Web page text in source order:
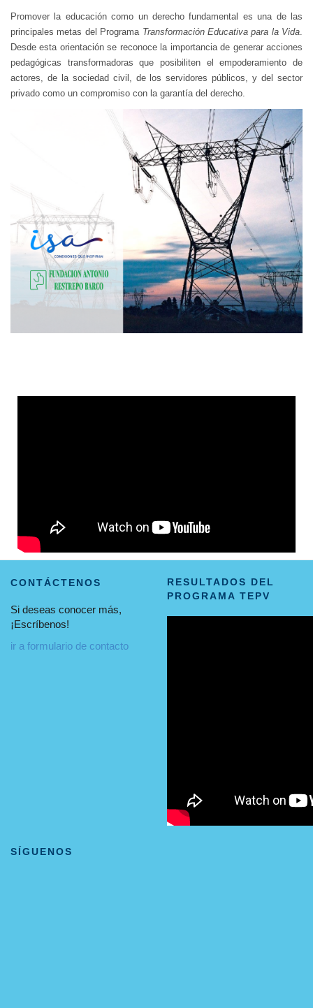
Promover la educación como un derecho fundamental es una de las
principales metas del Programa Transformación Educativa para la Vida.
Desde esta orientación se reconoce la importancia de generar acciones
pedagógicas transformadoras que posibiliten el empoderamiento de
actores, de la sociedad civil, de los servidores públicos, y del sector
privado como un compromiso con la garantía del derecho.
CONTÁCTENOS
Si deseas conocer más,
¡Escríbenos!
ir a formulario de contacto
RESULTADOS DEL
PROGRAMA TEPV
SÍGUENOS